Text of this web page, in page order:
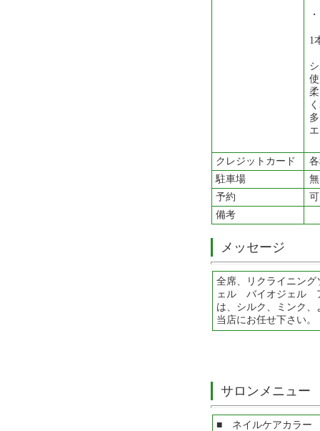
1
クレジットカード
駐車場
無
予約
可
備考
メッセージ
全席、リクライニン
ェル バイオジェル
は、シルク、ミンク
当店にお任せ下さい。
サロンメニュー
■ ネイルケアカラ